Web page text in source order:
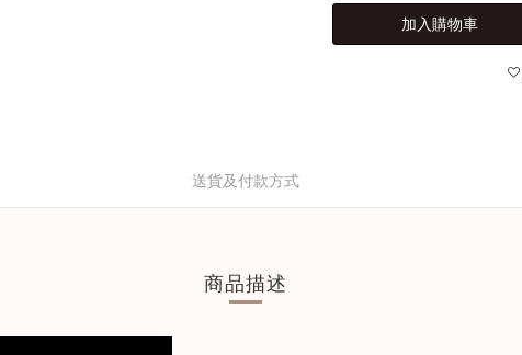
加入購物車
送貨及付款方式
商品描述